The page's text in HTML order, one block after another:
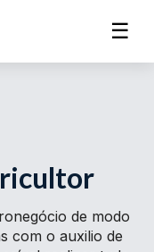
☰
de modo
com o auxilio de